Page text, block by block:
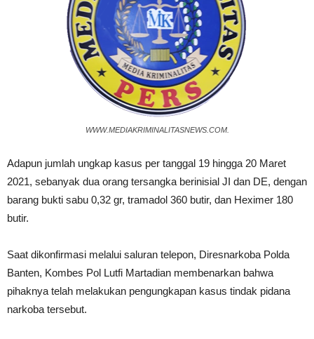
WWW.MEDIAKRIMINALITASNEWS.COM.
Adapun jumlah ungkap kasus per tanggal 19 hingga 20 Maret
2021, sebanyak dua orang tersangka berinisial JI dan DE, dengan
barang bukti sabu 0,32 gr, tramadol 360 butir, dan Heximer 180
butir.
Saat dikonfirmasi melalui saluran telepon, Diresnarkoba Polda
Banten, Kombes Pol Lutfi Martadian membenarkan bahwa
pihaknya telah melakukan pengungkapan kasus tindak pidana
narkoba tersebut.